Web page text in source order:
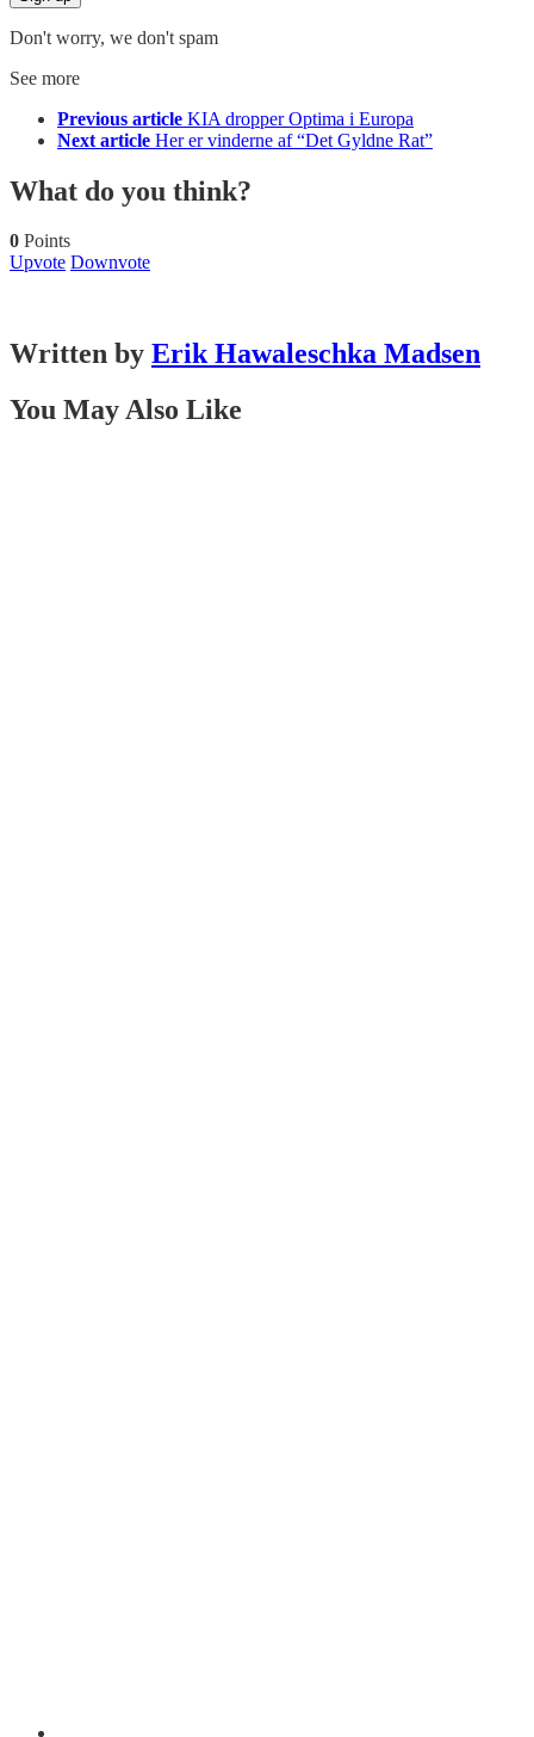
Don't worry, we don't spam
See more
Previous article KIA dropper Optima i Europa
Next article Her er vinderne af “Det Gyldne Rat”
What do you think?
0 Points
Upvote Downvote
Written by Erik Hawaleschka Madsen
You May Also Like